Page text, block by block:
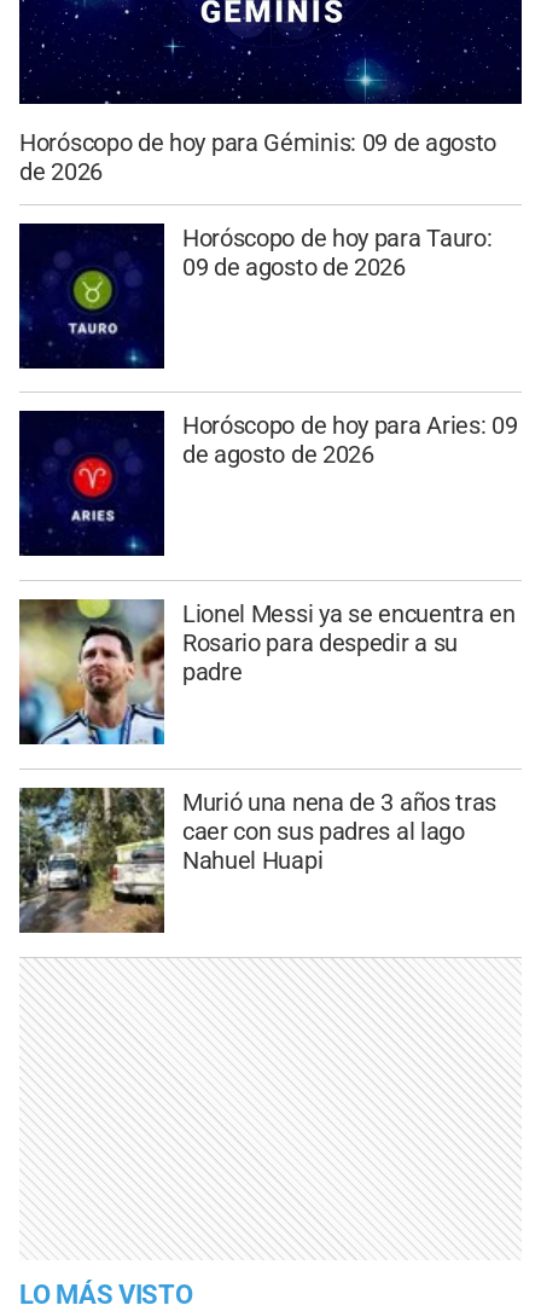
Horóscopo de hoy para Géminis: 09 de agosto
de 2026
Horóscopo de hoy para Tauro:
09 de agosto de 2026
Horóscopo de hoy para Aries: 09
de agosto de 2026
Lionel Messi ya se encuentra en
Rosario para despedir a su
padre
Murió una nena de 3 años tras
caer con sus padres al lago
Nahuel Huapi
LO MÁS VISTO